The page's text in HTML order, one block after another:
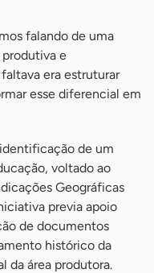
falando de uma
e
era estruturar
esse diferencial em
de um
voltado ao
Geográficas
previa apoio
de documentos
histórico da
da área produtora.